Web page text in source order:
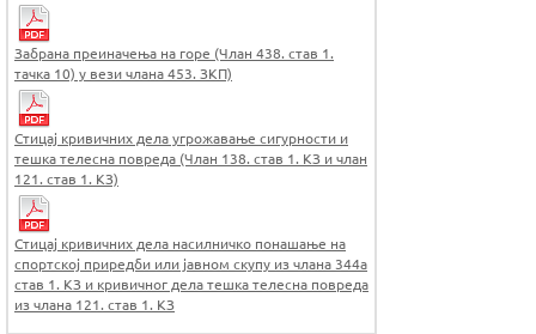
Забрана преиначења на горе (Члан 438. став 1.
тачка 10) у вези члана 453. ЗКП)
Стицај кривичних дела угрожавање сигурности и
тешка телесна повреда (Члан 138. став 1. КЗ и члан
121. став 1. КЗ)
Стицај кривичних дела насилничко понашање на
спортској приредби или јавном скупу из члана 344а
став 1. КЗ и кривичног дела тешка телесна повреда
из члана 121. став 1. КЗ